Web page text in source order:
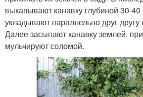
выкапывают канавку глубиной 30-
укладывают параллельно друг другу
Далее засыпают канавку землей,
мульчируют соломой.